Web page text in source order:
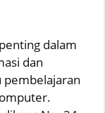
dalam
dan
pembelajaran